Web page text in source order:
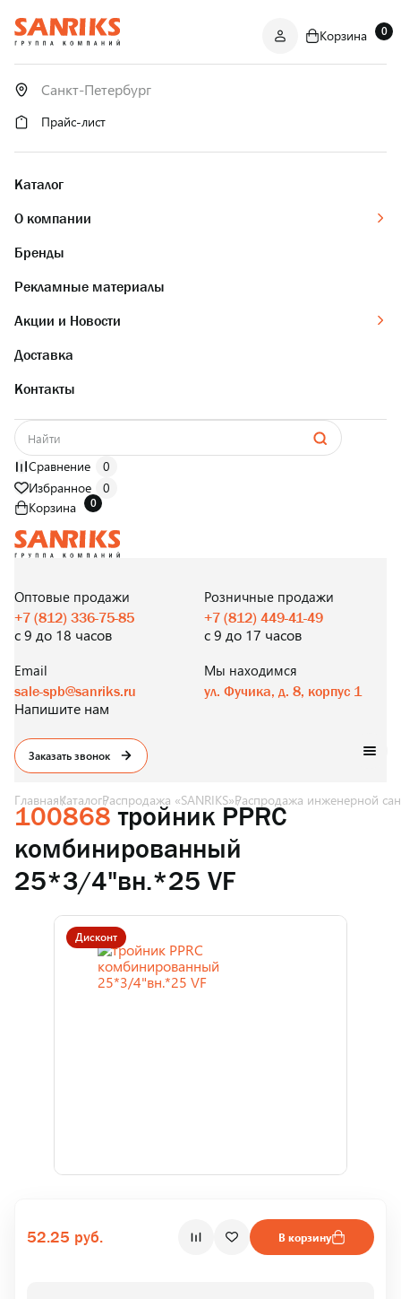
ОПТОМ
И В РОЗНИЦУ
Корзина 0
Прайс-лист
Каталог
О компании
Бренды
Рекламные материалы
Акции и Новости
Доставка
Контакты
Сравнение
0
Избранное
0
Корзина
0
И В РОЗНИЦУ
Оптовые продажи
+7 (812) 336-75-85
с 9 до 18 часов
Розничные продажи
+7 (812) 449-41-49
с 9 до 17 часов
Email
sale-spb@sanriks.ru
Напишите нам
Мы находимся
ул. Фучика, д. 8, корпус 1
Заказать звонок
ГлавнаяКаталогРаспродажа «SANRIKS»Распродажа инженерной
100868 тройник PPRC
комбинированный
25*3/4"вн.*25 VF
Дисконт
52.25 руб. В корзину